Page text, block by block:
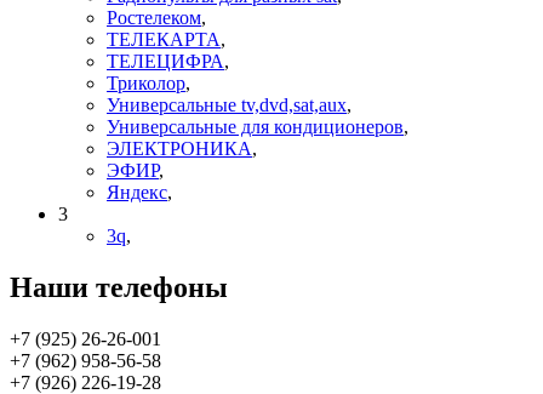
Ростелеком,
ТЕЛЕКАРТА,
ТЕЛЕЦИФРА,
Триколор,
Универсальные tv,dvd,sat,aux,
Универсальные для кондиционеров,
ЭЛЕКТРОНИКА,
ЭФИР,
Яндекс,
3
3q,
Наши телефоны
+7 (925) 26-26-001
+7 (962) 958-56-58
+7 (926) 226-19-28